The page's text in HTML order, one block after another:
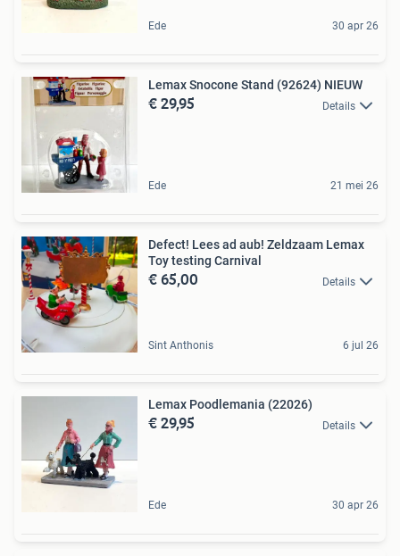
Ede 30 apr 26
Lemax Snocone Stand (92624) NIEUW
€ 29,95 Details
Ede 21 mei 26
Defect! Lees ad aub! Zeldzaam Lemax
Toy testing Carnival
€ 65,00 Details
Sint Anthonis 6 jul 26
Lemax Poodlemania (22026)
€ 29,95 Details
Ede 30 apr 26